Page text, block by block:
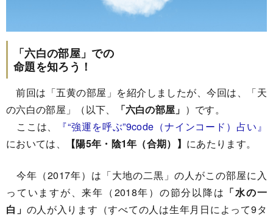
「六白の部屋」での
命題を知ろう！
前回は「五黄の部屋」を紹介しましたが、今回は、「天
の六白の部屋」（以下、
「六白の部屋」 ）です。
ここは、
『“強運を呼ぶ”9code（ナインコード）占い』
においては、
【陽5年・陰1年（合期）】 にあたります。
今年（2017年）は「大地の二黒」の人がこの部屋に入
っていますが、来年（2018年）の節分以降は 「水の一
白」 の人が入ります（すべての人は生年月日によって9タ